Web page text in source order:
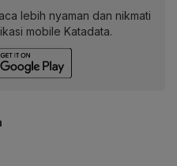
lebih nyaman dan nikmati
mobile Katadata.